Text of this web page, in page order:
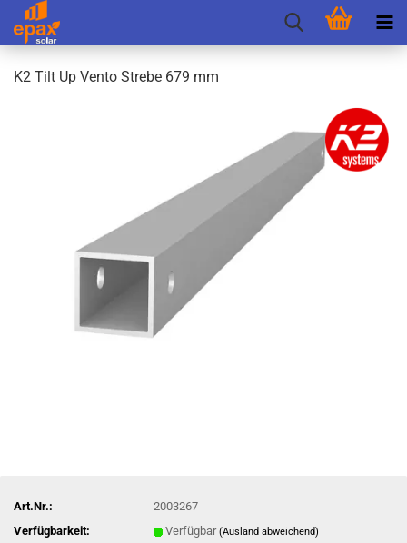
K2 Tilt Up Vento Stre­be 679 mm
Art.Nr.:
2003267
Verfügbarkeit:
Verfügbar(Ausland abweichend)